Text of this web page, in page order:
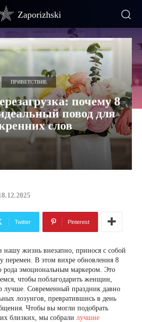
Zaporizhski
ПРИВЕТСТВИЕ
почему 8
повод для
слов
Twitter Pinterest
нашу жизнь внезапно, принося с собой
перемен. В этом вихре обновления 8
рода эмоциональным маркером. Это
чтобы поблагодарить женщин,
лучше. Современный праздник давно
лозунгов, превратившись в день
Чтобы вы могли подобрать
близких, мы собрали лучшие